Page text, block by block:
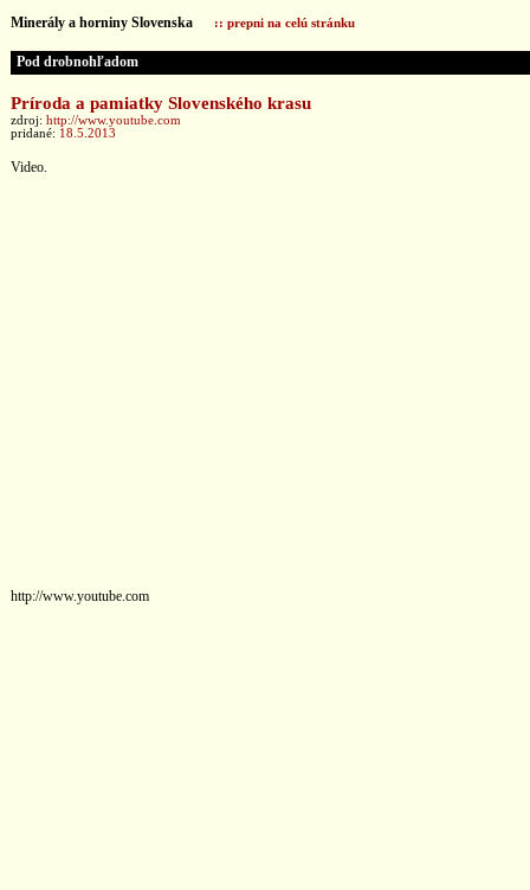
Minerály a horniny Slovenska :: prepni na celú stránku
Pod drobnohľadom
Príroda a pamiatky Slovenského krasu
zdroj: http://www.youtube.com
pridané: 18.5.2013
Video.
http://www.youtube.com